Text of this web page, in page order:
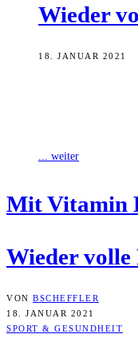
Wie­der
18. JANUAR 2021
... weiter
Mit Vit­amin
Wie­der vol­le
VON BSCHEFFLER
18. JANUAR 2021
SPORT & GESUNDHEIT